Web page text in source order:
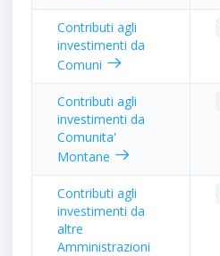
Contributi agli
investimenti da
Comuni
Contributi agli
investimenti da
Comunita'
Montane
Contributi agli
investimenti da
altre
Amministrazioni